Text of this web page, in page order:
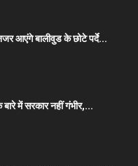
आएंगे बालीवुड के छोटे पर्दे...
बारे में सरकार नहीं गंभीर,...